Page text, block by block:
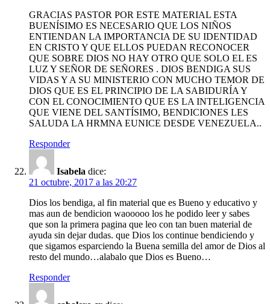
GRACIAS PASTOR POR ESTE MATERIAL ESTA
BUENÍSIMO ES NECESARIO QUE LOS NIÑOS
ENTIENDAN LA IMPORTANCIA DE SU IDENTIDAD
EN CRISTO Y QUE ELLOS PUEDAN RECONOCER
QUE SOBRE DIOS NO HAY OTRO QUE SOLO EL ES
LUZ Y SEÑOR DE SEÑORES . DIOS BENDIGA SUS
VIDAS Y A SU MINISTERIO CON MUCHO TEMOR DE
DIOS QUE ES EL PRINCIPIO DE LA SABIDURÍA Y
CON EL CONOCIMIENTO QUE ES LA INTELIGENCIA
QUE VIENE DEL SANTÍSIMO, BENDICIONES LES
SALUDA LA HRMNA EUNICE DESDE VENEZUELA..
Responder
Isabela dice:
21 octubre, 2017 a las 20:27
Dios los bendiga, al fin material que es Bueno y educativo y
mas aun de bendicion waooooo los he podido leer y sabes
que son la primera pagina que leo con tan buen material de
ayuda sin dejar dudas. que Dios los continue bendiciendo y
que sigamos esparciendo la Buena semilla del amor de Dios al
resto del mundo…alabalo que Dios es Bueno…
Responder